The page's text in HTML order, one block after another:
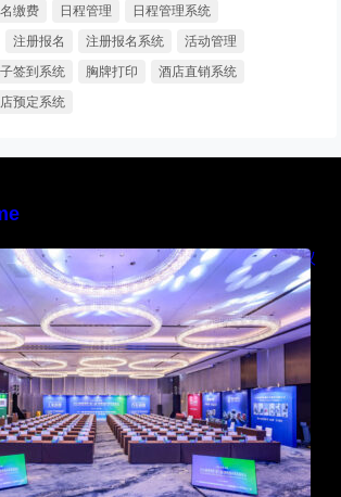
缴费 日程管理
日程管理系统
注册报名 注册报名系统
活动管理
签到系统 胸牌打印
酒店直销系统
预定系统
会务学术会议解决方案，让国际化学术会议
理更便捷